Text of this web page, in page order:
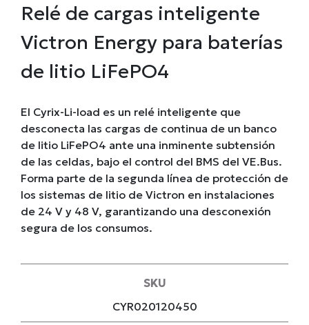
Relé de cargas inteligente
Victron Energy para baterías
de litio LiFePO4
El Cyrix-Li-load es un relé inteligente que
desconecta las cargas de continua de un banco
de litio LiFePO4 ante una inminente subtensión
de las celdas, bajo el control del BMS del VE.Bus.
Forma parte de la segunda línea de protección de
los sistemas de litio de Victron en instalaciones
de 24 V y 48 V, garantizando una desconexión
segura de los consumos.
SKU
CYR020120450